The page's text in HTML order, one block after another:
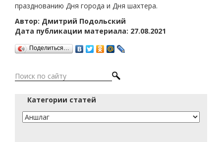
празднованию Дня города и Дня шахтера.
Автор: Дмитрий Подольский
Дата публикации материала: 27.08.2021
Поделиться…
Категории статей